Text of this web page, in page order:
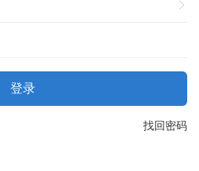
登录
找回密码